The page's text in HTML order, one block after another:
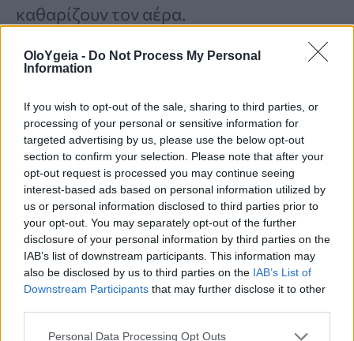
OloYgeia - Do Not Process My Personal
Information
If you wish to opt-out of the sale, sharing to third parties, or
processing of your personal or sensitive information for
targeted advertising by us, please use the below opt-out
section to confirm your selection. Please note that after your
opt-out request is processed you may continue seeing
interest-based ads based on personal information utilized by
us or personal information disclosed to third parties prior to
your opt-out. You may separately opt-out of the further
disclosure of your personal information by third parties on the
IAB’s list of downstream participants. This information may
also be disclosed by us to third parties on the IAB’s List of
Downstream Participants that may further disclose it to other
Personal Data Processing Opt Outs
καθαρίζουν τον αέρα.
τον Αγγλικό Κισσό, είναι
γνωστό για τημείωση της
μούχλαςπου μεταφέρεται
μέσω του αέρα, κάτι που
ενισχύει την αναπνευστική
σας υγεία».